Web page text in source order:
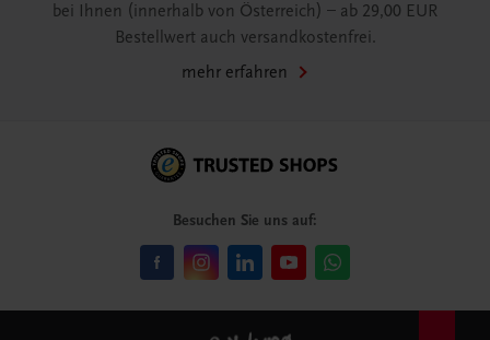
bei Ihnen (innerhalb von Österreich) – ab 29,00 EUR
Bestellwert auch versandkostenfrei.
mehr erfahren
Besuchen Sie uns auf: